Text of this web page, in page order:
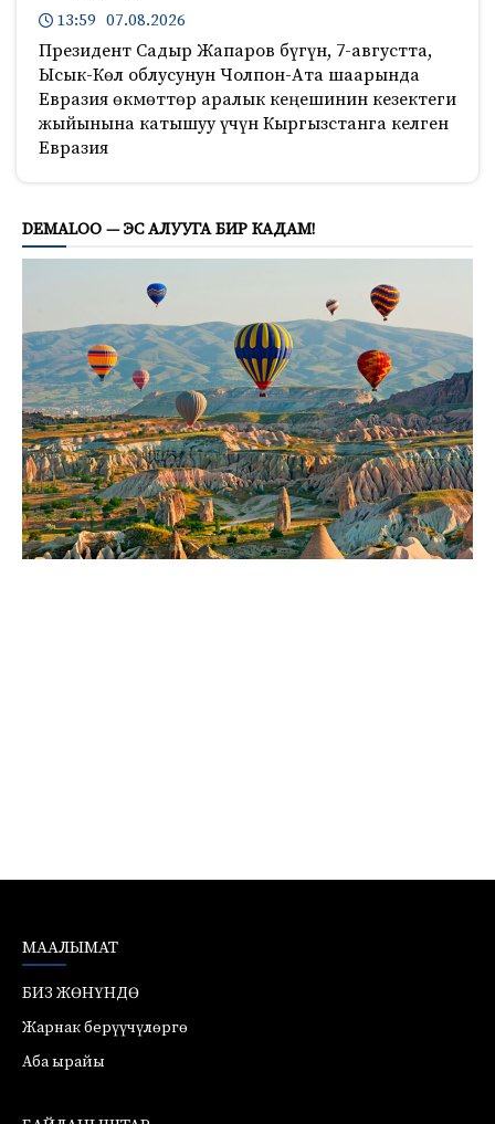
13:59 07.08.2026
Президент Садыр Жапаров бүгүн, 7-августта,
Ысык-Көл облусунун Чолпон-Ата шаарында
Евразия өкмөттөр аралык кеңешинин кезектеги
жыйынына катышуу үчүн Кыргызстанга келген
Евразия
DEMALOO — ЭС АЛУУГА БИР КАДАМ!
МААЛЫМАТ
БИЗ ЖӨНҮНДӨ
Жарнак берүүчүлөргө
Аба ырайы